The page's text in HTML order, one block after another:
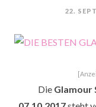
POSTED
22.
Die Glamour